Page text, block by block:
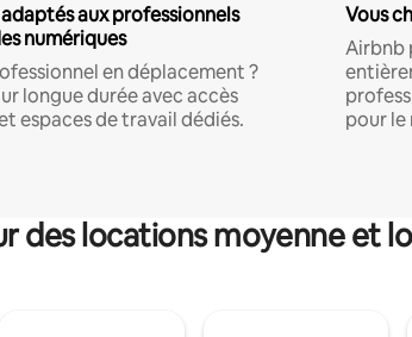
aux professionnels
numériques
en déplacement ?
longue durée avec accès
espaces de travail dédiés.
Vous
Airbnb
pour
des locations moyenne et